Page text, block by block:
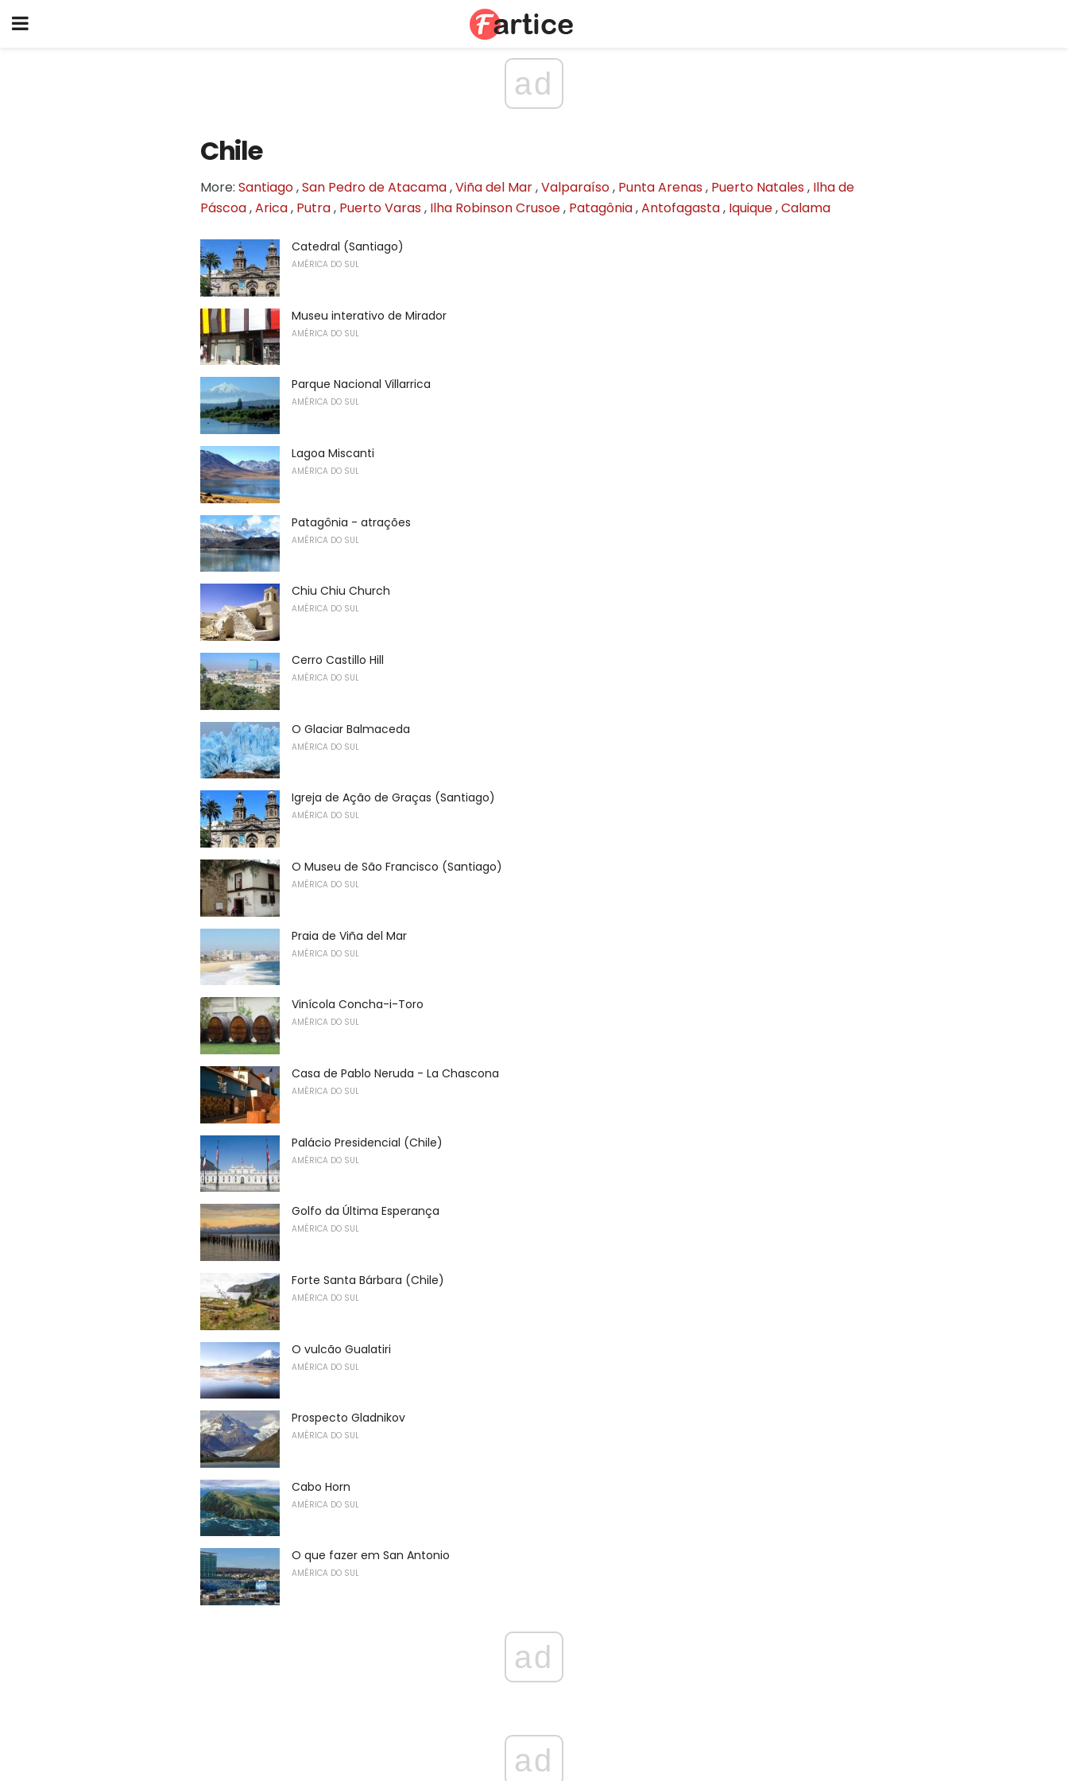
ad
Chile
More: Santiago,San Pedro de Atacama,Viña del Mar,Valparaíso, Punta Arenas, Puerto Natales, Ilha de
Páscoa,Arica, Putra, Puerto Varas, Ilha Robinson Crusoe, Patagônia,Antofagasta, Iquique,Calama
Catedral (Santiago)
AMÉRICA DO SUL
Museu interativo de Mirador
AMÉRICA DO SUL
Parque Nacional Villarrica
AMÉRICA DO SUL
Lagoa Miscanti
AMÉRICA DO SUL
Patagônia - atrações
AMÉRICA DO SUL
Chiu Chiu Church
AMÉRICA DO SUL
Cerro Castillo Hill
AMÉRICA DO SUL
O Glaciar Balmaceda
AMÉRICA DO SUL
Igreja de Ação de Graças (Santiago)
AMÉRICA DO SUL
O Museu de São Francisco (Santiago)
AMÉRICA DO SUL
Praia de Viña del Mar
AMÉRICA DO SUL
Vinícola Concha-i-Toro
AMÉRICA DO SUL
Casa de Pablo Neruda - La Chascona
AMÉRICA DO SUL
Palácio Presidencial (Chile)
AMÉRICA DO SUL
Golfo da Última Esperança
AMÉRICA DO SUL
Forte Santa Bárbara (Chile)
AMÉRICA DO SUL
O vulcão Gualatiri
AMÉRICA DO SUL
Prospecto Gladnikov
AMÉRICA DO SUL
Cabo Horn
AMÉRICA DO SUL
O que fazer em San Antonio
AMÉRICA DO SUL
ad
ad